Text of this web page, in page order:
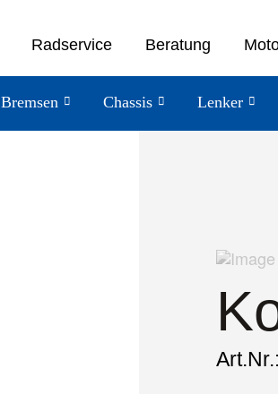
Radservice Beratung
Bremsen Chassis Lenker